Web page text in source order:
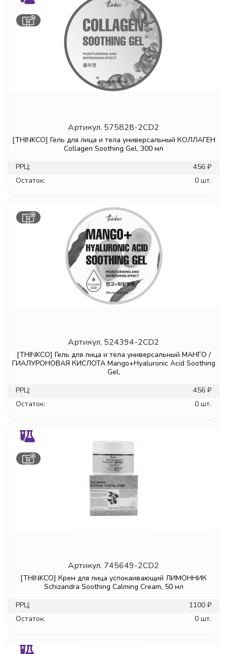
Артикул. 575828-2CD2
[THINKCO] Гель для лица и тела универсальный КОЛЛАГЕН
Collagen Soothing Gel, 300 мл
РРЦ:
456 ₽
Остаток:
0 шт.
Артикул. 524394-2CD2
[THINKCO] Гель для лица и тела универсальный МАНГО /
ГИАЛУРОНОВАЯ КИСЛОТА Mango+Hyaluronic Acid Soothing
Gel,
РРЦ:
456 ₽
Остаток:
0 шт.
Артикул. 745649-2CD2
[THINKCO] Крем для лица успокаивающий ЛИМОННИК
Schizandra Soothing Calming Cream, 50 мл
РРЦ:
1100 ₽
Остаток:
0 шт.